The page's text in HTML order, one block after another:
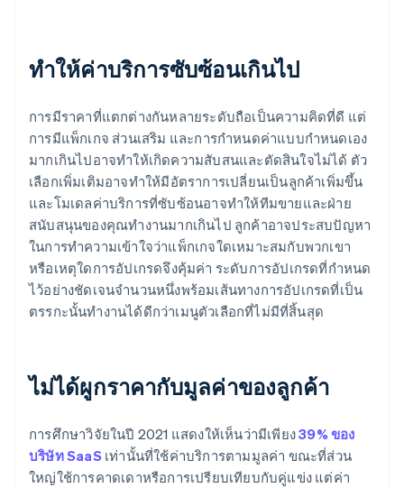
ทําให้ค่าบริการซับซ้อนเกินไป
การมีราคาที่แตกต่างกันหลายระดับถือเป็นความคิดที่ดี แต่
การมีแพ็กเกจ ส่วนเสริม และการกำหนดค่าแบบกำหนดเอง
มากเกินไปอาจทำให้เกิดความสับสนและตัดสินใจไม่ได้ ตัว
เลือกเพิ่มเติมอาจทําให้มีอัตราการเปลี่ยนเป็นลูกค้าเพิ่มขึ้น
และโมเดลค่าบริการที่ซับซ้อนอาจทําให้ทีมขายและฝ่าย
สนับสนุนของคุณทํางานมากเกินไป ลูกค้าอาจประสบปัญหา
ในการทำความเข้าใจว่าแพ็กเกจใดเหมาะสมกับพวกเขา
หรือเหตุใดการอัปเกรดจึงคุ้มค่า ระดับการอัปเกรดที่กำหนด
ไว้อย่างชัดเจนจำนวนหนึ่งพร้อมเส้นทางการอัปเกรดที่เป็น
ตรรกะนั้นทำงานได้ดีกว่าเมนูตัวเลือกที่ไม่มีที่สิ้นสุด
ไม่ได้ผูกราคากับมูลค่าของลูกค้า
การศึกษาวิจัยในปี 2021 แสดงให้เห็นว่ามีเพียง39% ของ
บริษัท SaaSเท่านั้นที่ใช้ค่าบริการตามมูลค่า ขณะที่ส่วน
ใหญ่ใช้การคาดเดาหรือการเปรียบเทียบกับคู่แข่ง แต่ค่า